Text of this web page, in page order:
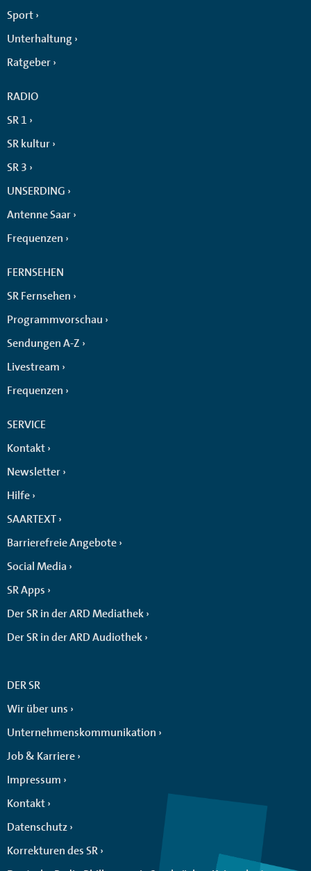
Sport
Unterhaltung
Ratgeber
RADIO
SR 1
SR kultur
SR 3
UNSERDING
Antenne Saar
Frequenzen
FERNSEHEN
SR Fernsehen
Programmvorschau
Sendungen A-Z
Livestream
Frequenzen
SERVICE
Kontakt
Newsletter
Hilfe
SAARTEXT
Barrierefreie Angebote
Social Media
SR Apps
Der SR in der ARD Mediathek
Der SR in der ARD Audiothek
DER SR
Wir über uns
Unternehmenskommunikation
Job & Karriere
Impressum
Kontakt
Datenschutz
Korrekturen des SR